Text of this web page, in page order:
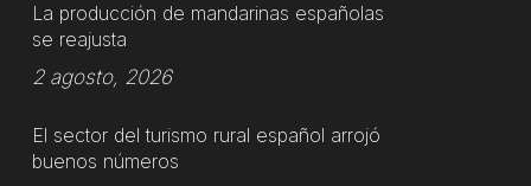
La producción de mandarinas españolas
se reajusta
2 agosto, 2026
El sector del turismo rural español arrojó
buenos números